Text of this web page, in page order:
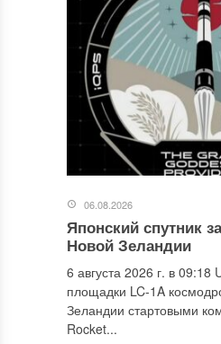
06.08.2026
Японский спутник
Новой Зеландии
6 августа 2026 г. в 09:18
площадки LC-1A
Зеландии стартовыми
Rocket...